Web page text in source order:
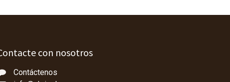
con nosotros
Contáctenos